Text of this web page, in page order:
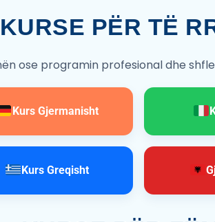
KURSE PËR TË
ose programin profesional dhe
Kurs Gjermanisht
Kurs Greqisht